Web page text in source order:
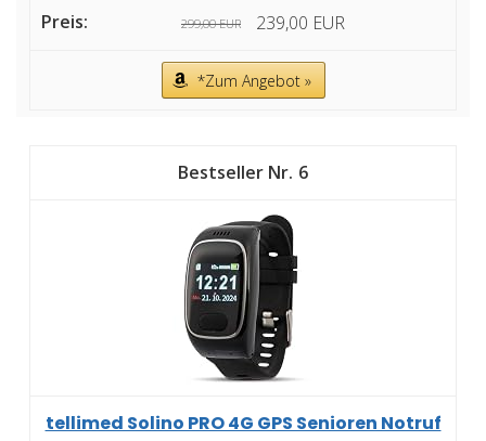
299,00 EUR 239,00 EUR
*Zum Angebot »
6
tellimed Solino PRO 4G GPS Senioren Notruf